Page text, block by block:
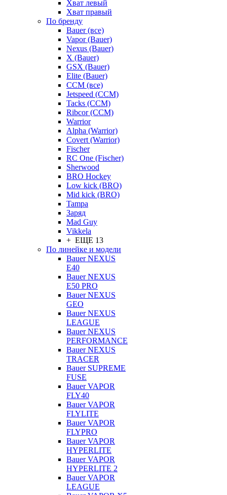
Хват левый
Хват правый
По бренду
Bauer (все)
Vapor (Bauer)
Nexus (Bauer)
X (Bauer)
GSX (Bauer)
Elite (Bauer)
CCM (все)
Jetspeed (CCM)
Tacks (CCM)
Ribcor (CCM)
Warrior
Alpha (Warrior)
Covert (Warrior)
Fischer
RC One (Fischer)
Sherwood
BRO Hockey
Low kick (BRO)
Mid kick (BRO)
Tampa
Заряд
Mad Guy
Vikkela
+ ЕЩЕ 13
По линейке и модели
Bauer NEXUS
E40
Bauer NEXUS
E50 PRO
Bauer NEXUS
GEO
Bauer NEXUS
LEAGUE
Bauer NEXUS
PERFORMANCE
Bauer NEXUS
TRACER
Bauer SUPREME
FUSE
Bauer VAPOR
FLY40
Bauer VAPOR
FLYLITE
Bauer VAPOR
FLYPRO
Bauer VAPOR
HYPERLITE
Bauer VAPOR
HYPERLITE 2
Bauer VAPOR
LEAGUE